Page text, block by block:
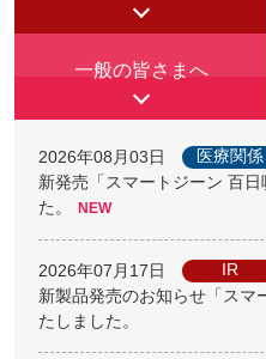
一般の皆さまへ
2026年08月03日
医療関係
新発売「スマートジーン 百
た。
2026年07月17日
IR
新製品発売のお知らせ「スマ
たしました。